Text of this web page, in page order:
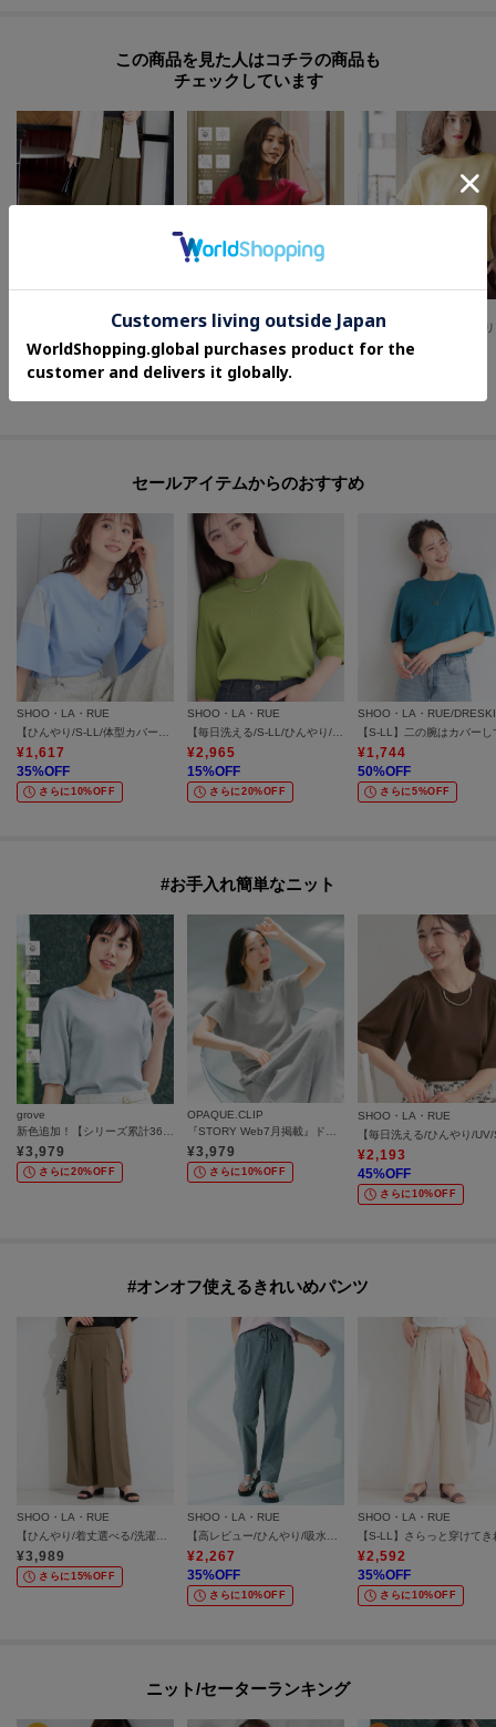
この商品を見た人はコチラの商品も
チェックしています
【高レビュー/S-LL/洗濯機可/セットアップ可】着丈選べる 軽凛(かろりん) ひんやりフラップイージーパンツ
3,989
さらに5%OFF
【シリーズ累計36万枚！名品ニット】やわらかドライタッチ ドルマンニット
¥3,979
さらに20%OFF
¥2,387
セールアイテムからのおすすめ
SHOO・LA・RUE
¥1,617
35%OFF
さらに10%OFF
SHOO・LA・RUE
¥2,965
15%OFF
さらに20%OFF
SHOO・LA・RUE/
¥1,744
50%OFF
さらに5%OFF
#お手入れ簡単なニット
grove
¥3,979
さらに20%OFF
OPAQUE.CLIP
¥3,979
さらに10%OFF
SHOO・LA・RUE
¥2,193
45%OFF
さらに10%OFF
#オンオフ使えるきれいめパンツ
SHOO・LA・RUE
¥3,989
さらに15%OFF
SHOO・LA・RUE
¥2,267
35%OFF
さらに10%OFF
SHOO・LA・RUE
¥2,592
35%OFF
さらに10%OFF
ニット/セーターランキング